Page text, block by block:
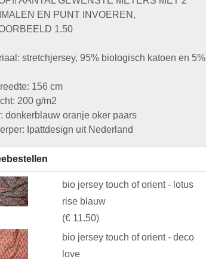
EN PUNT INVOEREN,
1.50
stretchjersey, 95% biologisch katoen en 5%
156 cm
200 g/m2
donkerblauw oranje oker paars
Ipattdesign uit Nederland
bio jersey touch of orient - lotus
rise blauw
(€ 11.50)
bio jersey touch of orient - deco
love